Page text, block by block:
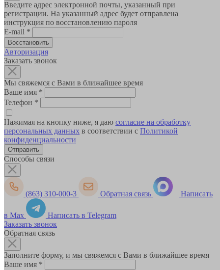
Введите адрес электронной почты, указанный при
регистрации. На указанный адрес будет отправлена
инструкция по восстановлению пароля
E-mail *
Авторизация
Заказать звонок
Мы свяжемся с Вами в ближайшее время
Ваше имя *
Телефон *
Нажимая на кнопку ниже, я даю согласие на обработку
персональных данных в соответствии с Политикой
конфиденциальности
Способы связи
(863) 310-000-3 Обратная связь Написать
в Max
Написать в Telegram
Заказать звонок
Обратная связь
Заполните форму, и мы свяжемся с Вами в ближайшее время
Ваше имя *